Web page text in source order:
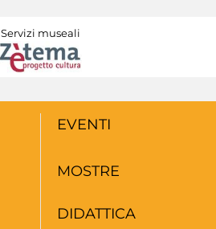
Servizi museali
EVENTI
MOSTRE
DIDATTICA